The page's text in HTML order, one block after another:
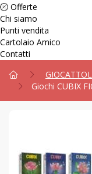
Offerte
Chi siamo
Punti vendita
Cartolaio Amico
Contatti
Giochi CUBIX